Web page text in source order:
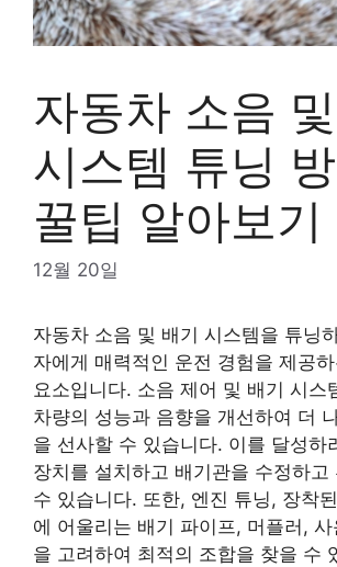
자동차 소음
시스템 튜닝
꿀팁 알아보기
12월 20일
자동차 소음 및 배기 시스템을 튜닝
자에게 매력적인 운전 경험을 제공
요소입니다. 소음 제어 및 배기 시스
차량의 성능과 음향을 개선하여 더
을 선사할 수 있습니다. 이를 달성하
장치를 설치하고 배기관을 수정하고
수 있습니다. 또한, 엔진 튜닝, 장착
에 어울리는 배기 파이프, 머플러,
을 고려하여 최적의 조합을 찾을 수